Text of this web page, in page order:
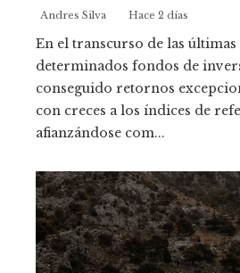
Andres Silva Hace 2 días
En el transcurso de las últimas
determinados fondos de
conseguido retornos
con creces a los índices de
afianzándose com...